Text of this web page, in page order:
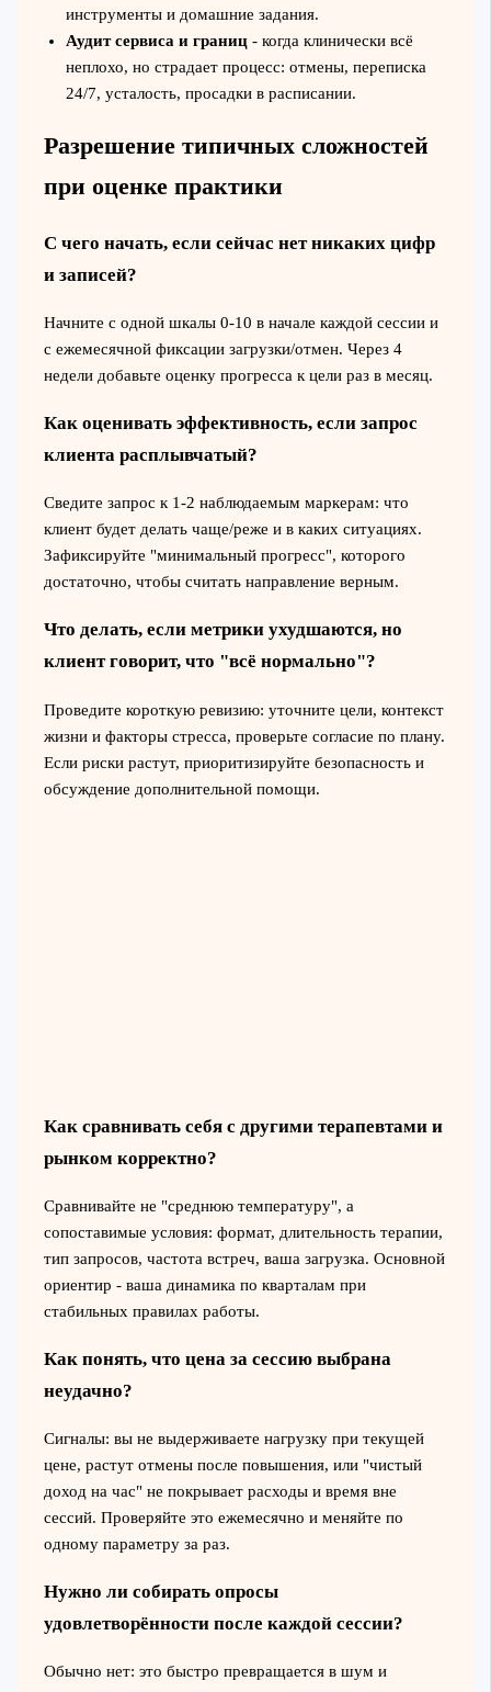
инструменты и домашние задания.
Аудит сервиса и границ- когда клинически всё
неплохо, но страдает процесс: отмены, переписка
24/7, усталость, просадки в расписании.
Разрешение типичных сложностей
при оценке практики
С чего начать, если сейчас нет никаких цифр
и записей?
Начните с одной шкалы 0-10 в начале каждой сессии и
с ежемесячной фиксации загрузки/отмен. Через 4
недели добавьте оценку прогресса к цели раз в месяц.
Как оценивать эффективность, если запрос
клиента расплывчатый?
Сведите запрос к 1-2 наблюдаемым маркерам: что
клиент будет делать чаще/реже и в каких ситуациях.
Зафиксируйте "минимальный прогресс", которого
достаточно, чтобы считать направление верным.
Что делать, если метрики ухудшаются, но
клиент говорит, что "всё нормально"?
Проведите короткую ревизию: уточните цели, контекст
жизни и факторы стресса, проверьте согласие по плану.
Если риски растут, приоритизируйте безопасность и
обсуждение дополнительной помощи.
Как сравнивать себя с другими терапевтами и
рынком корректно?
Сравнивайте не "среднюю температуру", а
сопоставимые условия: формат, длительность терапии,
тип запросов, частота встреч, ваша загрузка. Основной
ориентир - ваша динамика по кварталам при
стабильных правилах работы.
Как понять, что цена за сессию выбрана
неудачно?
Сигналы: вы не выдерживаете нагрузку при текущей
цене, растут отмены после повышения, или "чистый
доход на час" не покрывает расходы и время вне
сессий. Проверяйте это ежемесячно и меняйте по
одному параметру за раз.
Нужно ли собирать опросы
удовлетворённости после каждой сессии?
Обычно нет: это быстро превращается в шум и